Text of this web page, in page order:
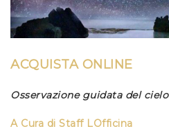
ACQUISTA ONLINE
Osservazione guidata del cielo
A Cura di Staff LOfficina